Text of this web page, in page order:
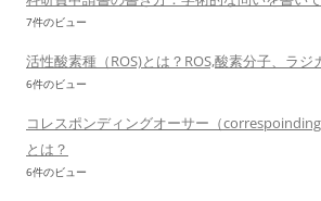
7件のビュー
活性酸素種（ROS)とは？ROS,酸素分子、ラジ
6件のビュー
コレスポンディングオーサー（
とは？
6件のビュー